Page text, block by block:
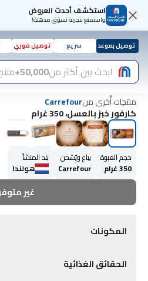
استكشف أحدث العروض
واستمتع بتجربة تسوّق مذهلة!
توصيل بموعد سريع توصيل فوري
ابحث بين أكثر من50,000+
منتجات أُخرى منCarrefour
كارفور خبز بالعسل، 350 غرام
حجم العبوة
350 غرام
يباع ويُشحن
Carrefour
بلد المنشأ
هولندا
غير
المكونات
الحقائق الغذائية